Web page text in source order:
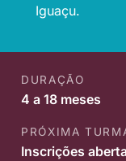
Iguaçu.
DURAÇÃO
4 a 18 meses
PRÓXIMA
Inscrições